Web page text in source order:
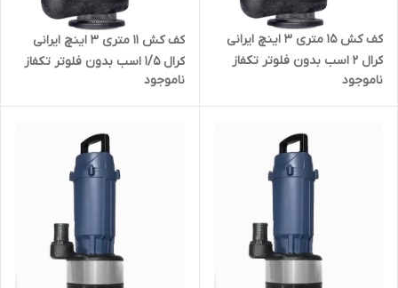
کف کش ۱۵ متری ۳ اینچ ایرانی
کرال ۲ اسب بدون فلوتر تکفاز
مدل QSX-81542-NS | کفکش
ناموجود
کف کش ۱۱ متری ۳ اینچ ایرانی
کرال ۱/۵ اسب بدون فلوتر تکفاز
مدل QSX-81142-NS | کفکش
ناموجود